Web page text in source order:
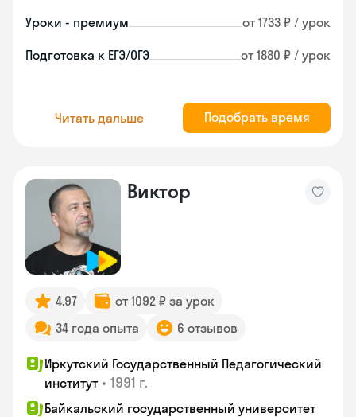
Уроки - премиум от 1733 ₽ / урок
Подготовка к ЕГЭ/ОГЭ от 1880 ₽ / урок
Читать дальше Подобрать время
Виктор
4.97
от 1092 ₽ за урок
34 года опыта
6 отзывов
Иркутский Государственный Педагогический
институт • 1991 г.
Байкальский государственный университет